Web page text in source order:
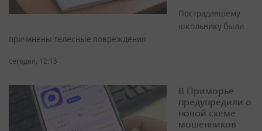
Пострадавшему
школьнику были
причинены телесные повреждения
сегодня, 12:13
В Приморье
предупредили о
новой схеме
мошенников